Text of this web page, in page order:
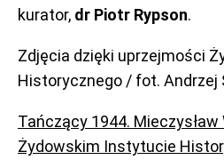
kurator, dr Piotr Rypson.
Zdjęcia dzięki uprzejmości
Historycznego / fot. Andrzej
Tańczący 1944.
Żydowskim Instytucie